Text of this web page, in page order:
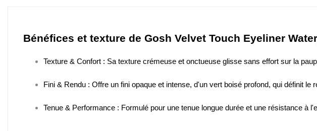
Bénéfices et texture de Gosh Velvet Touch Eyeliner
Texture & Confort : Sa texture crémeuse et onctueuse glisse sans effort sur la
Fini & Rendu : Offre un fini opaque et intense, d'un vert boisé profond, qui définit le
Tenue & Performance : Formulé pour une tenue longue durée et une résistance à